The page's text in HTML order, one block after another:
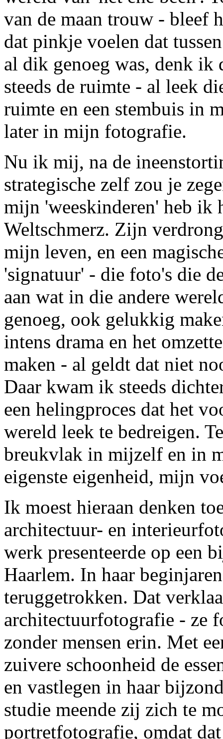
van de maan trouw - bleef
dat pinkje voelen dat
al dik genoeg was, denk ik
steeds de ruimte - al leek
ruimte en een stembuis in
later in mijn fotografie.
Nu ik mij, na de
strategische zelf zou je
mijn 'weeskinderen' heb ik
Weltschmerz. Zijn
mijn leven, en een
'signatuur' - die foto's die
aan wat in die andere
genoeg, ook gelukkig
intens drama en het
maken - al geldt dat niet
Daar kwam ik steeds
een helingproces dat het
wereld leek te bedreigen.
breukvlak in mijzelf en in
eigenste eigenheid, mijn
Ik moest hieraan denken
architectuur- en
werk presenteerde op een
Haarlem. In haar
teruggetrokken. Dat
architectuurfotografie - ze
zonder mensen erin. Met
zuivere schoonheid de
en vastlegen in haar
studie meende zij zich te
portretfotografie, omdat